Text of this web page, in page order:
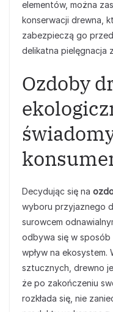
elementów, można
konserwacji drewna,
zabezpieczą go przed
delikatna pielęgnacja
Ozdoby
Decydując się na
wyboru przyjaznego
surowcem
odbywa się w sposób
wpływ na
sztucznych, drewno
że po zakończeniu
rozkłada się, nie